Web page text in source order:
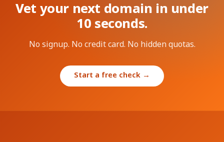
Vet your next domain in under
10 seconds.
No signup. No credit card. No hidden quotas.
Start a free check →